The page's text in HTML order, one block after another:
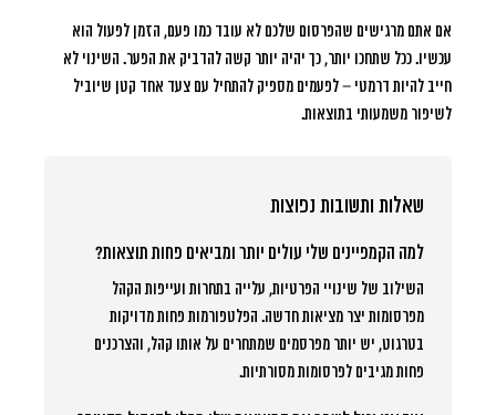
אם אתם מרגישים שהפרסום שלכם לא עובד כמו פעם, הזמן לפעול הוא
עכשיו. ככל שתחכו יותר, כך יהיה יותר קשה להדביק את הפער. השינוי לא
חייב להיות דרמטי – לפעמים מספיק להתחיל עם צעד אחד קטן שיוביל
לשיפור משמעותי בתוצאות.
שאלות ותשובות נפוצות
למה הקמפיינים שלי עולים יותר ומביאים פחות תוצאות?
השילוב של שינויי הפרטיות, עלייה בתחרות ועייפות הקהל
מפרסומות יצר מציאות חדשה. הפלטפורמות פחות מדויקות
בטרגוט, יש יותר מפרסמים שמתחרים על אותו קהל, והצרכנים
פחות מגיבים לפרסומות מסורתיות.